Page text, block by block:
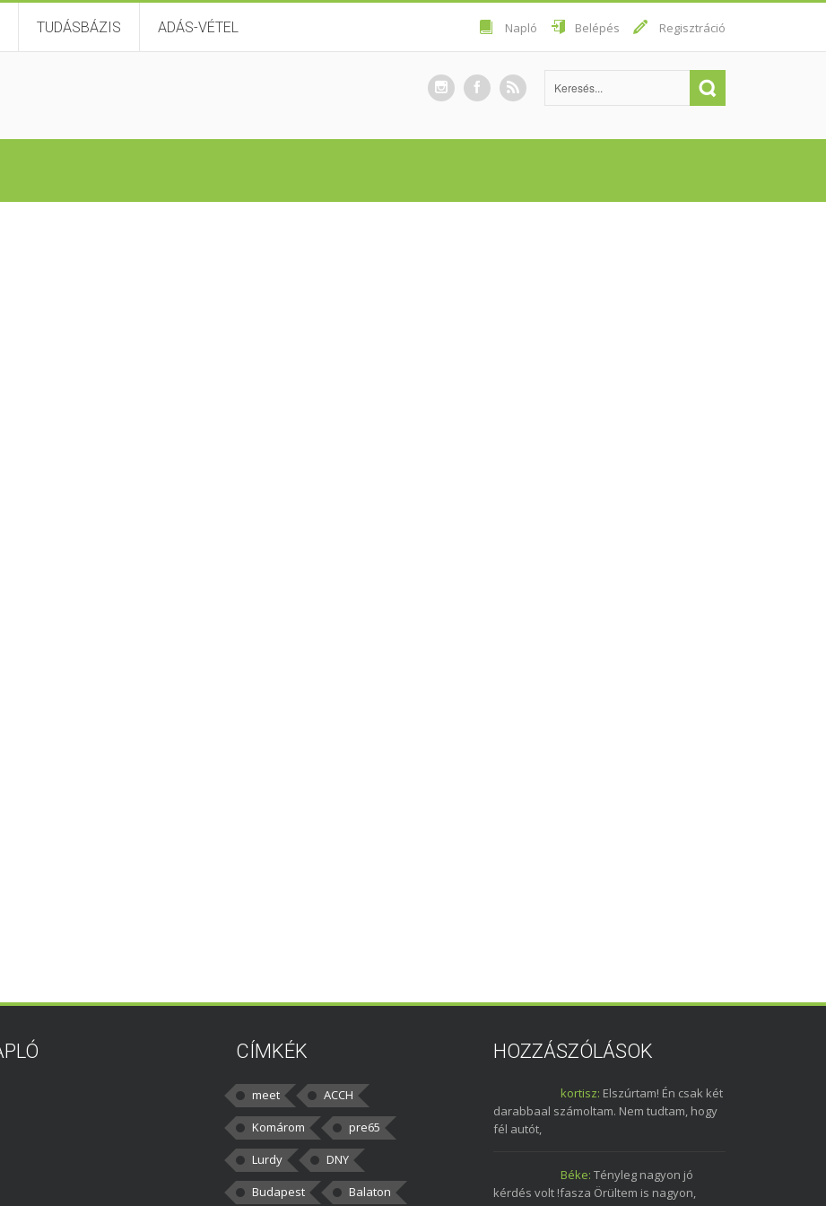
TUDÁSBÁZIS ADÁS-VÉTEL Napló Belépés Regisztráció
CÍMKÉK
meet
ACCH
Komárom
pre65
Lurdy
DNY
Budapest
Balaton
HOZZÁSZÓLÁSOK
kortisz: Elszúrtam! Én csak két
darabbaal számoltam. Nem tudtam, hogy
fél autót,
Béke: Tényleg nagyon jó
kérdés volt !fasza Örültem is nagyon,